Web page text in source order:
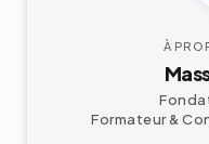
À
Formateur &